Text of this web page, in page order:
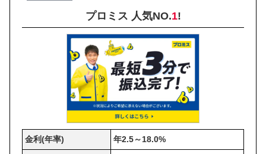
プロミス 人気NO.1!
金利(年率) 年2.5～18.0%